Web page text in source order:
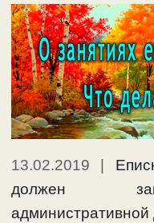
13.02.2019
должен